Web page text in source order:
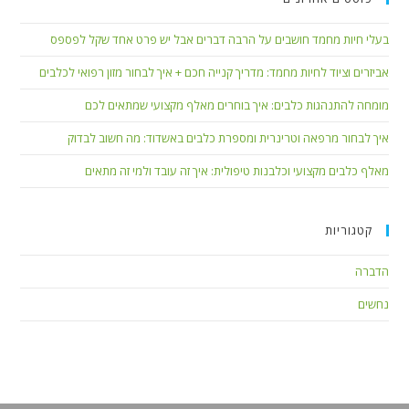
בעלי חיות מחמד חושבים על הרבה דברים אבל יש פרט אחד שקל לפספס
אביזרים וציוד לחיות מחמד: מדריך קנייה חכם + איך לבחור מזון רפואי לכלבים
מומחה להתנהגות כלבים: איך בוחרים מאלף מקצועי שמתאים לכם
איך לבחור מרפאה וטרינרית ומספרת כלבים באשדוד: מה חשוב לבדוק
מאלף כלבים מקצועי וכלבנות טיפולית: איך זה עובד ולמי זה מתאים
קטגוריות
הדברה
נחשים